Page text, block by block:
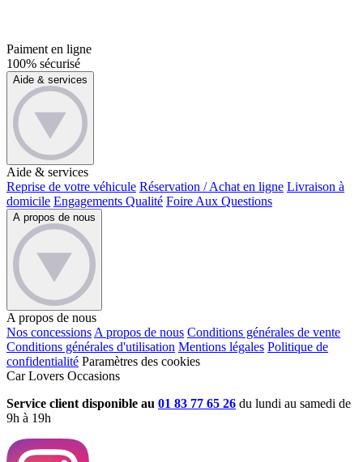
Paiment en ligne
100% sécurisé
Aide & services
Aide & services
Reprise de votre véhicule Réservation / Achat en ligne Livraison à
domicile Engagements Qualité Foire Aux Questions
A propos de nous
A propos de nous
Nos concessions A propos de nous Conditions générales de vente
Conditions générales d'utilisation Mentions légales Politique de
confidentialité Paramètres des cookies
Car Lovers Occasions
Service client disponible au 01 83 77 65 26 du lundi au samedi de
9h à 19h